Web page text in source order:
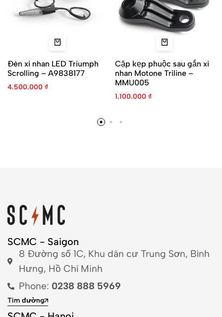
Đèn xi nhan LED Triumph
Scrolling – A9838177
4.500.000 ₫
Cặp kẹp phuộc sau gắn xi
nhan Motone Triline –
MMU005
1.100.000 ₫
SCMC - Saigon
8 Đường số 1C, Khu dân cư Trung Sơn, Bình
Hưng, Hồ Chí Minh
Phone: 0238 888 5969
Tìm đường